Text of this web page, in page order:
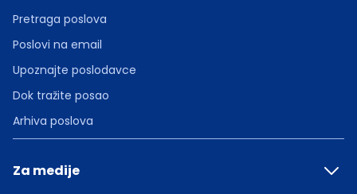
Pretraga poslova
Poslovi na email
Upoznajte poslodavce
Dok tražite posao
Arhiva poslova
Za medije